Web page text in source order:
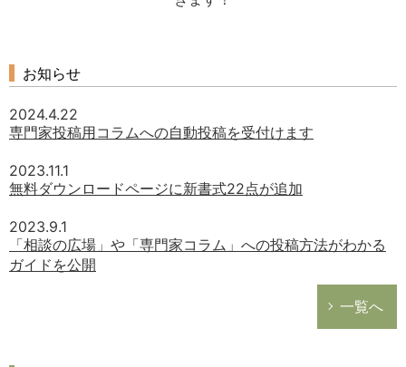
お知らせ
2024.4.22
専門家投稿用コラムへの自動投稿を受付けます
2023.11.1
無料ダウンロードページに新書式22点が追加
2023.9.1
「相談の広場」や「専門家コラム」への投稿方法がわかる
ガイドを公開
一覧へ